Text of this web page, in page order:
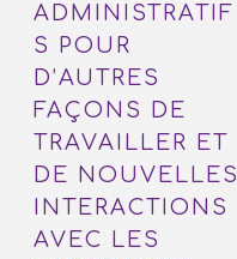
ADMINISTRATIF
S POUR
D’AUTRES
FAÇONS DE
TRAVAILLER ET
DE NOUVELLES
INTERACTIONS
AVEC LES